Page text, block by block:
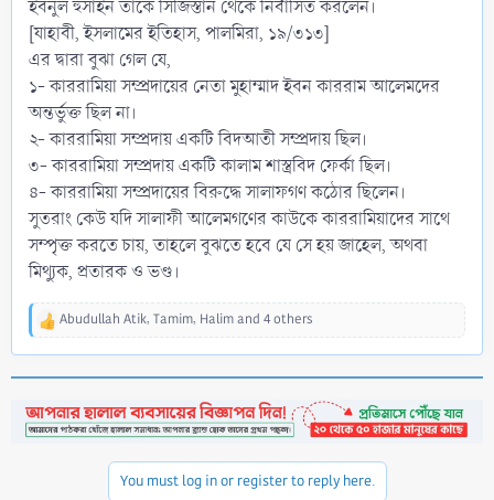
ইবনুল হুসাইন তাকে সিজিস্তান থেকে নির্বাসিত করলেন।
[যাহাবী, ইসলামের ইতিহাস, পালমিরা, ১৯/৩১৩]
এর দ্বারা বুঝা গেল যে,
১- কাররামিয়া সম্প্রদায়ের নেতা মুহাম্মাদ ইবন কাররাম আলেমদের
অন্তর্ভুক্ত ছিল না।
২- কাররামিয়া সম্প্রদায় একটি বিদআতী সম্প্রদায় ছিল।
৩- কাররামিয়া সম্প্রদায় একটি কালাম শাস্ত্রবিদ ফের্কা ছিল।
৪- কাররামিয়া সম্প্রদায়ের বিরুদ্ধে সালাফগণ কঠোর ছিলেন।
সুতরাং কেউ যদি সালাফী আলেমগণের কাউকে কাররামিয়াদের সাথে
সম্পৃক্ত করতে চায়, তাহলে বুঝতে হবে যে সে হয় জাহেল, অথবা
মিথ্যুক, প্রতারক ও ভণ্ড।
R
t
i
Abudullah Atik, Tamim, Halimand 4 others
You must log in or register to reply here.